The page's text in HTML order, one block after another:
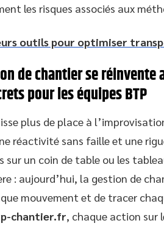
les risques associés aux
outils pour optimiser
de chantier se réinvente
pour les équipes BTP
plus de place à
réactivité sans faille et une
un coin de table ou les
: aujourd’hui, la gestion de
mouvement et de tracer
chantier.fr, chaque action sur